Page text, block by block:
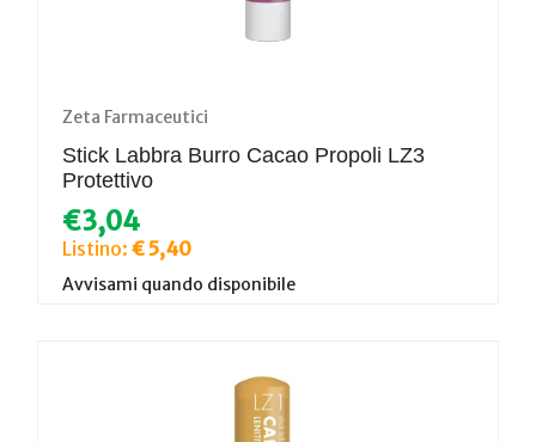
Zeta Farmaceutici
Stick Labbra Burro Cacao Propoli LZ3
Protettivo
€3,04
Listino: € 5,40
Avvisami quando disponibile